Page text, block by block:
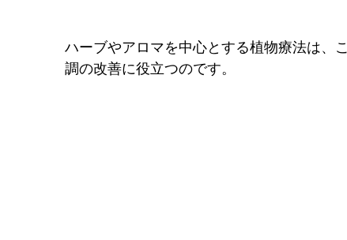
ハーブやアロマを中心とする植物療法は、
調の改善に役立つのです。